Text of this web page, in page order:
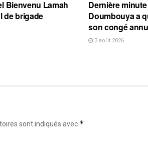
Bienvenu Lamah
de brigade
Dernière
Doumbouya a
son congé
3 août 2026
sont indiqués avec *